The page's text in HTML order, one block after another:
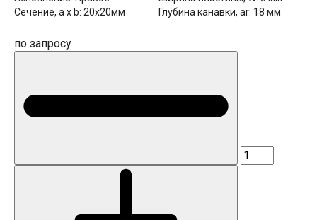
Сечение, a x b: 20x20мм Глубина канавки, ar: 18 мм
по запросу